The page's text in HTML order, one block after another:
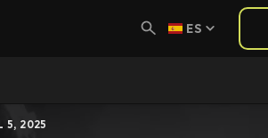
ES
5, 2025